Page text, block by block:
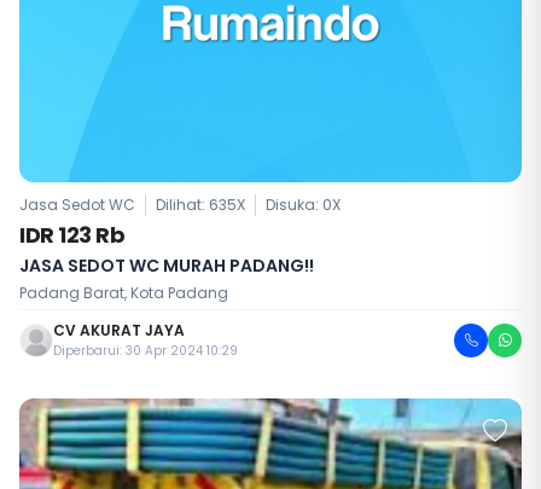
Jasa Sedot WC Dilihat: 635X Disuka: 0X
IDR 123 Rb
JASA SEDOT WC MURAH PADANG!!
Padang Barat, Kota Padang
CV AKURAT JAYA
Diperbarui: 30 Apr 2024 10:29